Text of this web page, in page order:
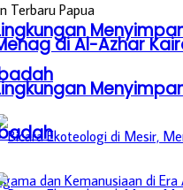
di Al-Azhar
Terbaru Papua